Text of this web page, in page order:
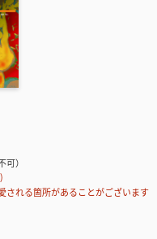
）
される箇所があることがございます